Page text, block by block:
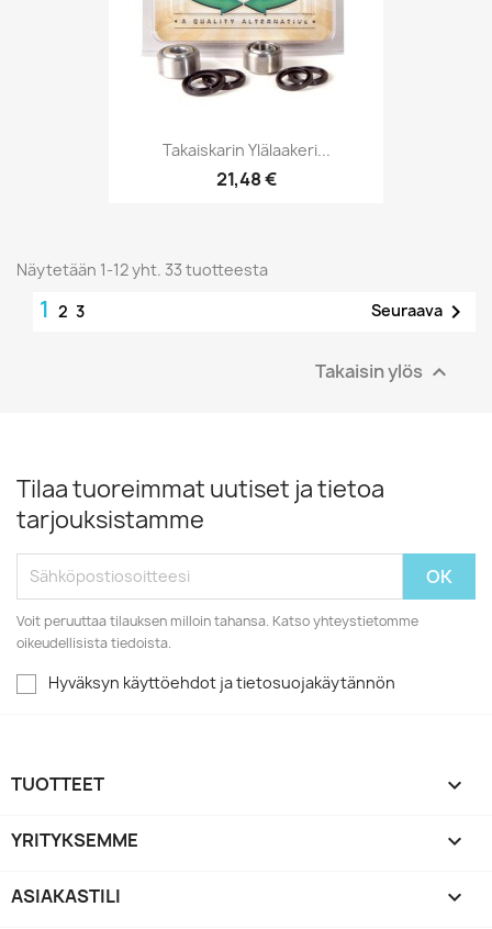
Takaiskarin Ylälaakeri...
21,48 €
Näytetään 1-12 yht. 33 tuotteesta
1 2 3 Seuraava 
Takaisin ylös 
Tilaa tuoreimmat uutiset ja tietoa
tarjouksistamme
Voit peruuttaa tilauksen milloin tahansa. Katso yhteystietomme
oikeudellisista tiedoista.
Hyväksyn käyttöehdot ja tietosuojakäytännön
TUOTTEET 
YRITYKSEMME 
ASIAKASTILI 